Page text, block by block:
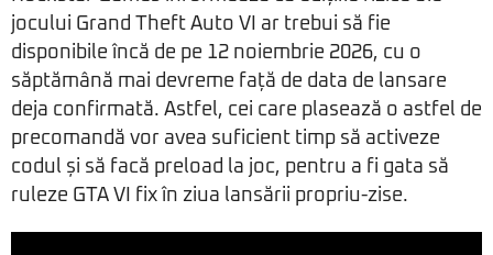
jocului Grand Theft Auto VI ar trebui să fie
disponibile încă de pe 12 noiembrie 2026, cu o
săptămână mai devreme față de data de lansare
deja confirmată. Astfel, cei care plasează o astfel de
precomandă vor avea suficient timp să activeze
codul și să facă preload la joc, pentru a fi gata să
ruleze GTA VI fix în ziua lansării propriu-zise.